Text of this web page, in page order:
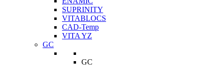
SUPRINITY
VITABLOCS
CAD-Temp
VITA YZ
GC
GC